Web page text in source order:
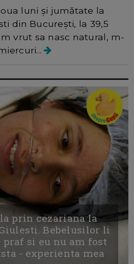
luni și jumătate la
din București, la 39,5
vrut sa nasc natural, m-
prin cezariana la
Bebelusilor li
praf si eu nu am fost
- experienta mea